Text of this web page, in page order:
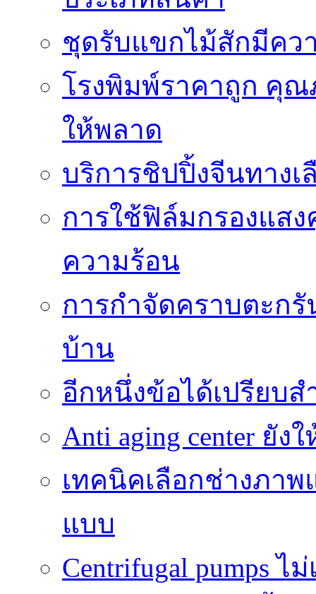
ชุดรับแขกไม้สักมีคว
โรงพิมพ์ราคาถูก คุณ
ให้พลาด
บริการชิปปิ้งจีนทาง
การใช้ฟิล์มกรองแส
ความร้อน
การกำจัดคราบตะก
บ้าน
อีกหนึ่งข้อได้เปรียบส
Anti aging center ยั
เทคนิคเลือกช่างภา
แบบ
Centrifugal pumps